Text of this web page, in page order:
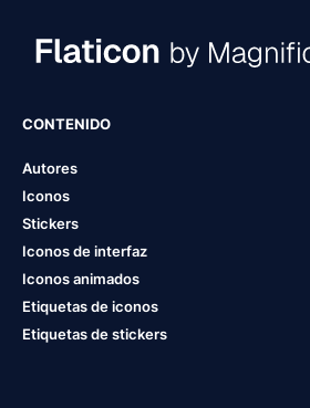
CONTENIDO
Autores
Iconos
Stickers
Iconos de interfaz
Iconos animados
Etiquetas de iconos
Etiquetas de stickers